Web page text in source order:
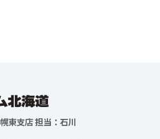
東支店 担当：石川